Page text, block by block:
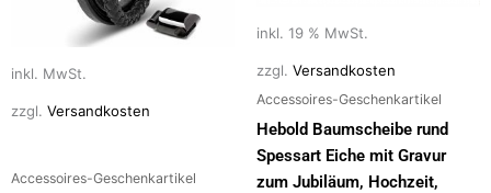
inkl. MwSt.
zzgl. Versandkosten
Accessoires-Geschenkartikel
auf
Produktseite
werden
inkl. 19 % MwSt.
zzgl. Versandkosten
Accessoires-Geschenkartikel
Hebold Baumscheibe rund
Spessart Eiche mit Gravur
zum Jubiläum, Hochzeit,